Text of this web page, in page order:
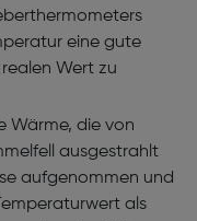
eine gute
Wert zu
Wärme, die von
ausgestrahlt
aufgenommen und
als